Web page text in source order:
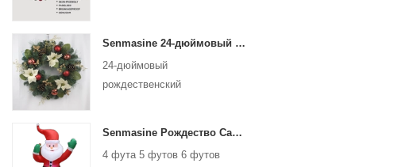
Senmasine 24-дюймовый рождественский искусственный венок с сосновой иголкой, шишка, пуансеттия, красный шар, золотые ягоды, ветка
24-дюймовый
рождественский
пуансеттия, красный шар,
ветка с золотыми ягодами
Senmasine Рождество Санта-Клаус надувные надувные рождественские надувные украшения для отдыха и зимы в помещении и на открытом воздухе
4 фута 5 футов 6 футов